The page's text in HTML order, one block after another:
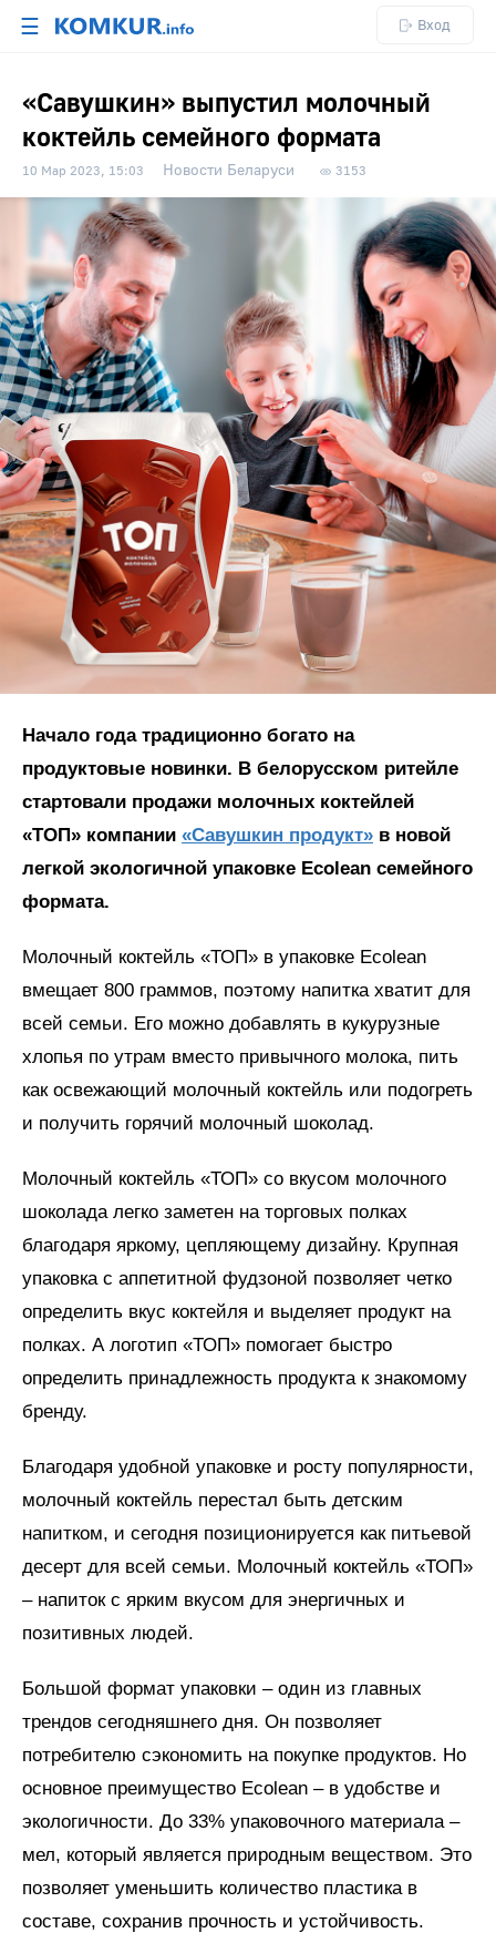
☰ Вход
«Савушкин» выпустил молочный
коктейль семейного формата
10 Мар 2023, 15:03 Новости Беларуси 3153
Начало года традиционно богато на
продуктовые новинки. В белорусском ритейле
стартовали продажи молочных коктейлей
«ТОП» компании «Савушкин продукт» в новой
легкой экологичной упаковке Ecolean семейного
формата.
Молочный коктейль «ТОП» в упаковке Ecolean
вмещает 800 граммов, поэтому напитка хватит для
всей семьи. Его можно добавлять в кукурузные
хлопья по утрам вместо привычного молока, пить
как освежающий молочный коктейль или подогреть
и получить горячий молочный шоколад.
Молочный коктейль «ТОП» со вкусом молочного
шоколада легко заметен на торговых полках
благодаря яркому, цепляющему дизайну. Крупная
упаковка с аппетитной фудзоной позволяет четко
определить вкус коктейля и выделяет продукт на
полках. А логотип «ТОП» помогает быстро
определить принадлежность продукта к знакомому
бренду.
Благодаря удобной упаковке и росту популярности,
молочный коктейль перестал быть детским
напитком, и сегодня позиционируется как питьевой
десерт для всей семьи. Молочный коктейль «ТОП»
– напиток с ярким вкусом для энергичных и
позитивных людей.
Большой формат упаковки – один из главных
трендов сегодняшнего дня. Он позволяет
потребителю сэкономить на покупке продуктов. Но
основное преимущество Ecolean – в удобстве и
экологичности. До 33% упаковочного материала –
мел, который является природным веществом. Это
позволяет уменьшить количество пластика в
составе, сохранив прочность и устойчивость.